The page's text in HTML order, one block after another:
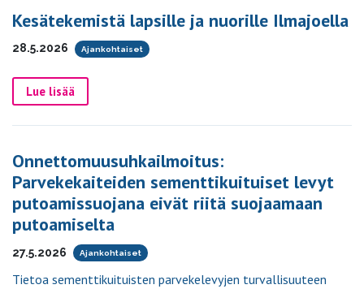
Kesätekemistä lapsille ja nuorille Ilmajoella
28.5.2026 Ajankohtaiset
Lue lisää
Onnettomuusuhkailmoitus:
Parvekekaiteiden sementtikuituiset levyt
putoamissuojana eivät riitä suojaamaan
putoamiselta
27.5.2026 Ajankohtaiset
Tietoa sementtikuituisten parvekelevyjen turvallisuuteen